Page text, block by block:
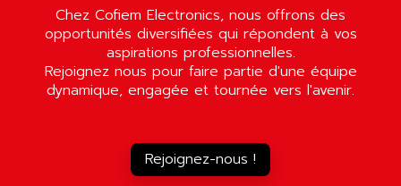
Chez Cofiem Electronics, nous offrons des
opportunités diversifiées qui répondent à vos
aspirations professionnelles.
Rejoignez nous pour faire partie d'une équipe
dynamique, engagée et tournée vers l'avenir.
Rejoignez-nous !